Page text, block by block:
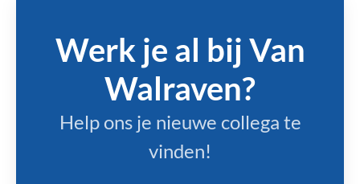
Werk je al bij Van
Walraven?
Help ons je nieuwe collega te
vinden!